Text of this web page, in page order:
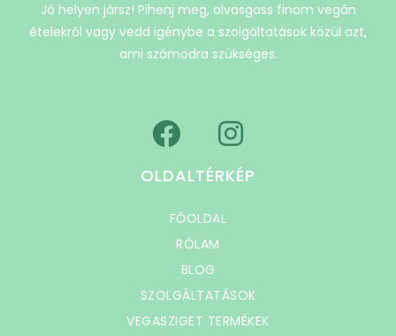
Jó helyen jársz! Pihenj meg, olvasgass finom vegán
ételekről vagy vedd igénybe a szolgáltatások közül azt,
ami számodra szükséges.
OLDALTÉRKÉP
FŐOLDAL
RÓLAM
BLOG
SZOLGÁLTATÁSOK
VEGASZIGET TERMÉKEK